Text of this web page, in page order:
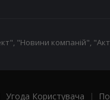
"Новини компаній",
Угода Користувача |